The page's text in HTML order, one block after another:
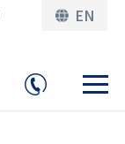
EN